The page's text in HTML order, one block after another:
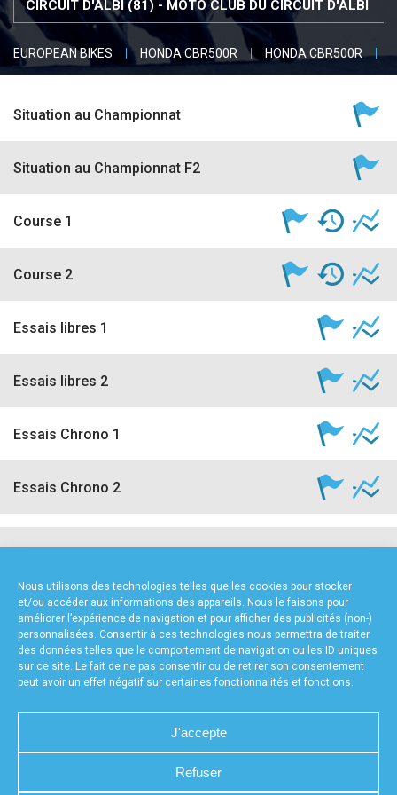
Nous utilisons des technologies telles que les cookies pour stocker
et/ou accéder aux informations des appareils. Nous le faisons pour
améliorer l’expérience de navigation et pour afficher des publicités (non-)
personnalisées. Consentir à ces technologies nous permettra de traiter
des données telles que le comportement de navigation ou les ID uniques
sur ce site. Le fait de ne pas consentir ou de retirer son consentement
peut avoir un effet négatif sur certaines fonctionnalités et fonctions.
J'accepte
Refuser
accéder à la billetterie
EUROPEAN BIKES HONDA CBR500R HONDA CBR500R
Situation au Championnat
Situation au Championnat F2
Course 1
Course 2
Essais libres 1
Essais libres 2
Essais Chrono 1
Essais Chrono 2